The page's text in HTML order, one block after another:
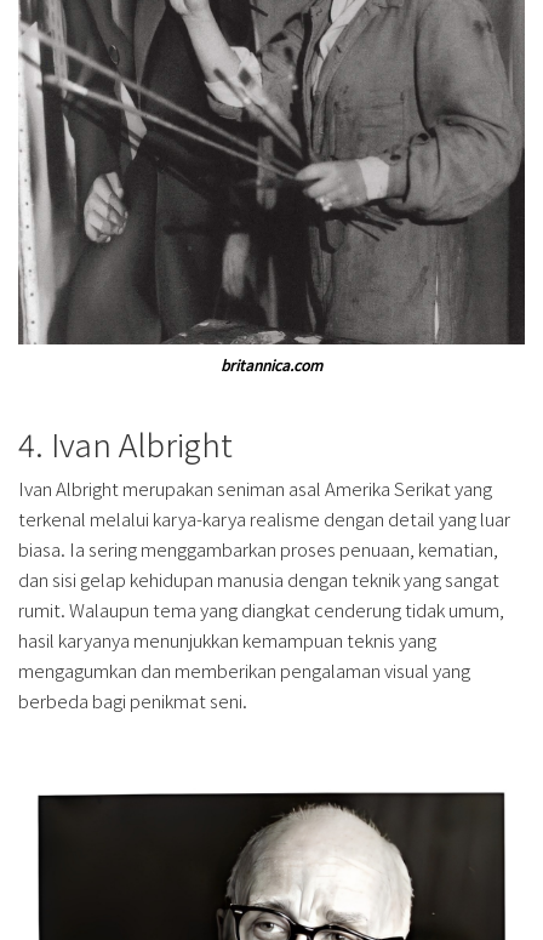
britannica.com
4. Ivan Albright
Ivan Albright merupakan seniman asal Amerika Serikat yang
terkenal melalui karya-karya realisme dengan detail yang luar
biasa. Ia sering menggambarkan proses penuaan, kematian,
dan sisi gelap kehidupan manusia dengan teknik yang sangat
rumit. Walaupun tema yang diangkat cenderung tidak umum,
hasil karyanya menunjukkan kemampuan teknis yang
mengagumkan dan memberikan pengalaman visual yang
berbeda bagi penikmat seni.